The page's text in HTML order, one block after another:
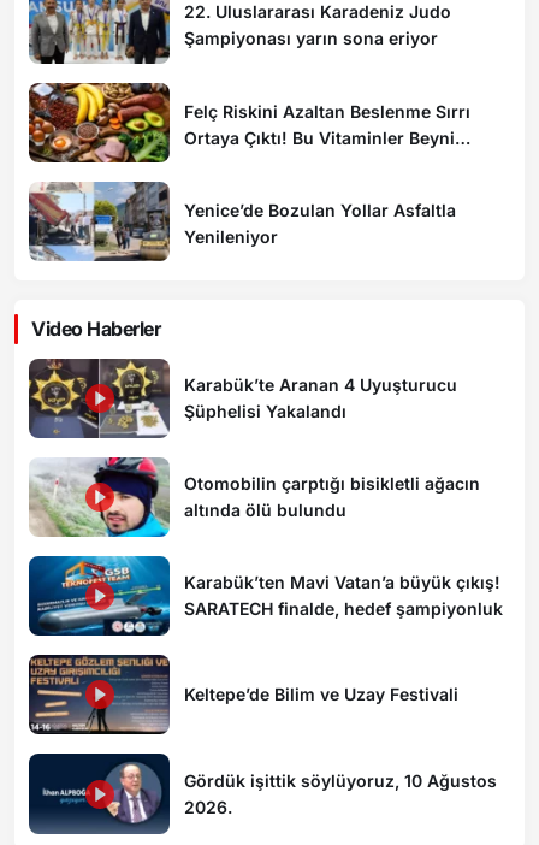
22. Uluslararası Karadeniz Judo
Şampiyonası yarın sona eriyor
Felç Riskini Azaltan Beslenme Sırrı
Ortaya Çıktı! Bu Vitaminler Beyni
Yenice’de Bozulan Yollar Asfaltla
Yenileniyor
Video Haberler
Karabük’te Aranan 4 Uyuşturucu
Şüphelisi Yakalandı
Otomobilin çarptığı bisikletli ağacın
altında ölü bulundu
Karabük’ten Mavi Vatan’a büyük çıkış!
SARATECH finalde, hedef şampiyonluk
Keltepe’de Bilim ve Uzay Festivali
Gördük işittik söylüyoruz, 10 Ağustos
2026.